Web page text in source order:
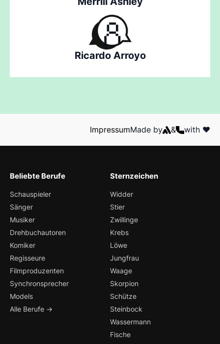
Ricardo Arroyo
ImpressumMade by & with ❤️
Beliebte Berufe
Schauspieler
Sänger
Musiker
Drehbuchautoren
Komiker
Regisseure
Filmproduzenten
Synchronsprecher
Models
Alle Berufe →
Sternzeichen
Widder
Stier
Zwillinge
Krebs
Löwe
Jungfrau
Waage
Skorpion
Schütze
Steinbock
Wassermann
Fische